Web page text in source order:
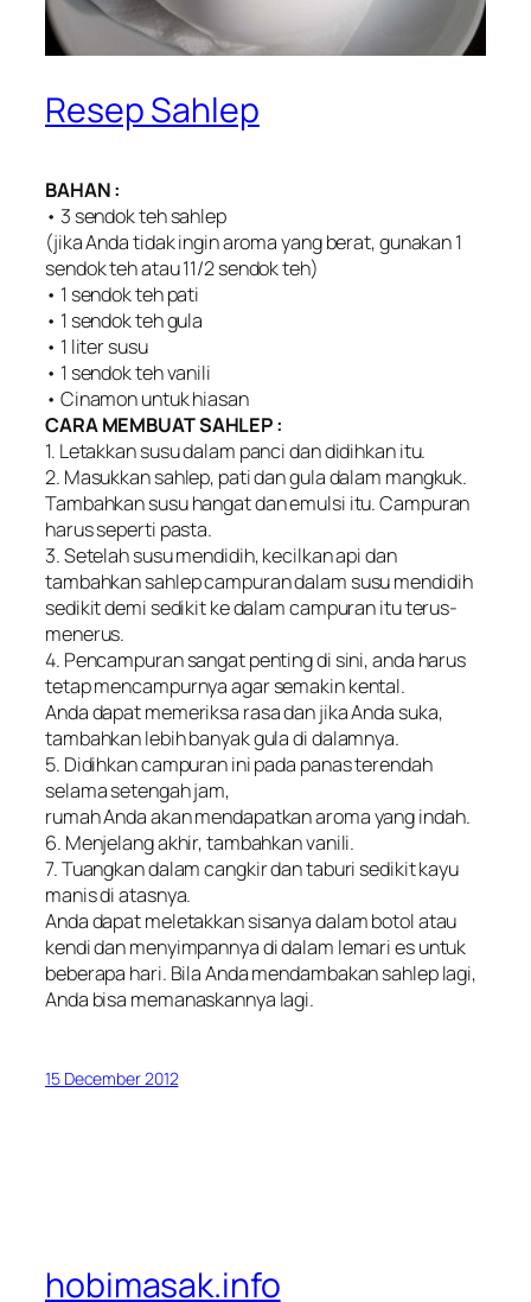
Resep Sahlep
BAHAN :
• 3 sendok teh sahlep
(jika Anda tidak ingin aroma yang berat, gunakan 1
sendok teh atau 11/2 sendok teh)
• 1 sendok teh pati
• 1 sendok teh gula
• 1 liter susu
• 1 sendok teh vanili
• Cinamon untuk hiasan
CARA MEMBUAT SAHLEP :
1. Letakkan susu dalam panci dan didihkan itu.
2. Masukkan sahlep, pati dan gula dalam mangkuk.
Tambahkan susu hangat dan emulsi itu. Campuran
harus seperti pasta.
3. Setelah susu mendidih, kecilkan api dan
tambahkan sahlep campuran dalam susu mendidih
sedikit demi sedikit ke dalam campuran itu terus-
menerus.
4. Pencampuran sangat penting di sini, anda harus
tetap mencampurnya agar semakin kental.
Anda dapat memeriksa rasa dan jika Anda suka,
tambahkan lebih banyak gula di dalamnya.
5. Didihkan campuran ini pada panas terendah
selama setengah jam,
rumah Anda akan mendapatkan aroma yang indah.
6. Menjelang akhir, tambahkan vanili.
7. Tuangkan dalam cangkir dan taburi sedikit kayu
manis di atasnya.
Anda dapat meletakkan sisanya dalam botol atau
kendi dan menyimpannya di dalam lemari es untuk
beberapa hari. Bila Anda mendambakan sahlep lagi,
Anda bisa memanaskannya lagi.
15 December 2012
hobimasak.info